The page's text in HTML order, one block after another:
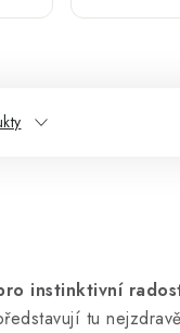
instinktivní
tu